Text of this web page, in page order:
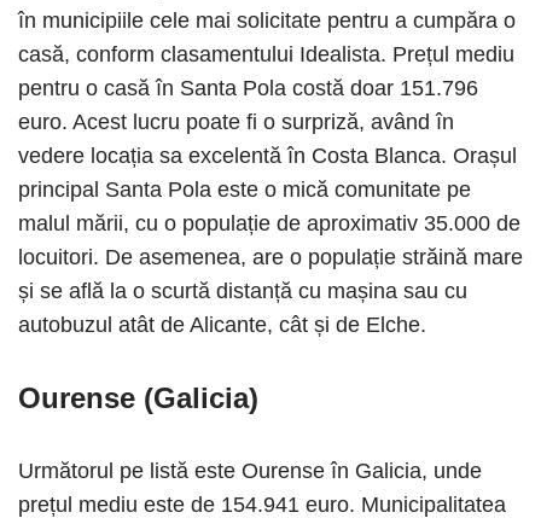
în municipiile cele mai solicitate pentru a cumpăra o
casă, conform clasamentului Idealista. Prețul mediu
pentru o casă în Santa Pola costă doar 151.796
euro. Acest lucru poate fi o surpriză, având în
vedere locația sa excelentă în Costa Blanca. Orașul
principal Santa Pola este o mică comunitate pe
malul mării, cu o populație de aproximativ 35.000 de
locuitori. De asemenea, are o populație străină mare
și se află la o scurtă distanță cu mașina sau cu
autobuzul atât de Alicante, cât și de Elche.
Ourense (Galicia)
Următorul pe listă este Ourense în Galicia, unde
prețul mediu este de 154.941 euro. Municipalitatea